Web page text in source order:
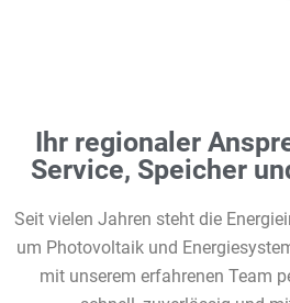
Ihr regionaler
Service, Speicher
Seit vielen Jahren steht die
um Photovoltaik und
mit unserem erfahrenen Team